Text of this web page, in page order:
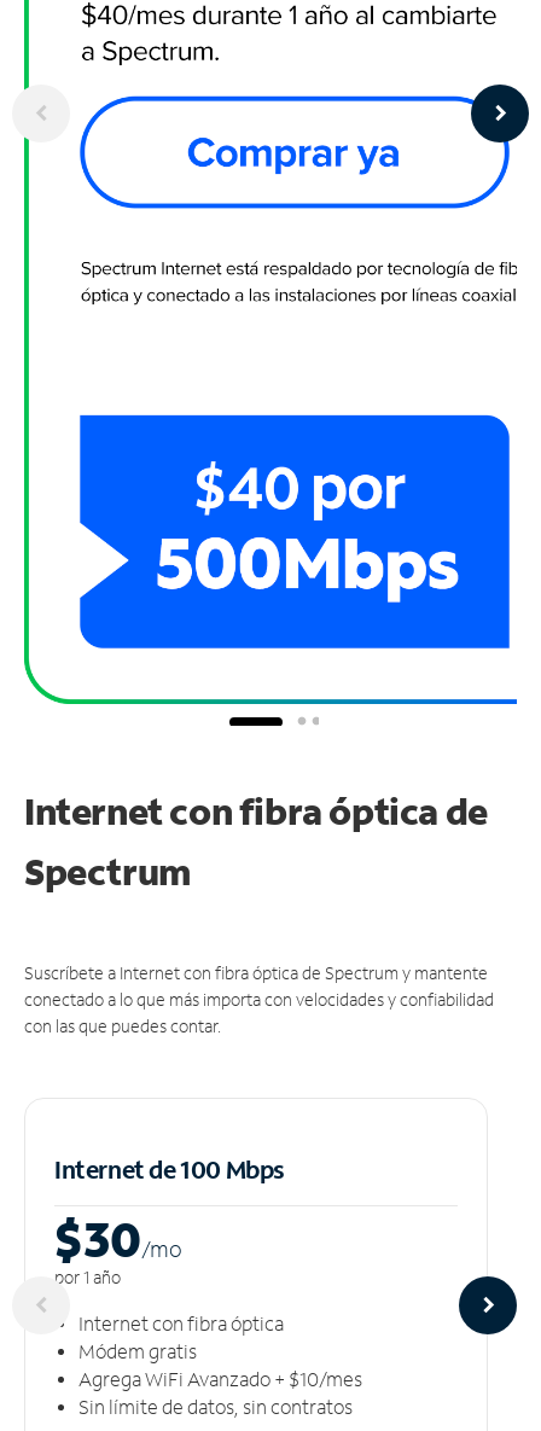
Internet con fibra óptica de
Spectrum
Suscríbete a Internet con fibra óptica de Spectrum y mantente
conectado a lo que más importa con velocidades y confiabilidad
con las que puedes contar.
Internet de 100 Mbps
$30/mo
por 1 año
Internet con fibra óptica
Módem gratis
Agrega WiFi Avanzado + $10/mes
Sin límite de datos, sin contratos